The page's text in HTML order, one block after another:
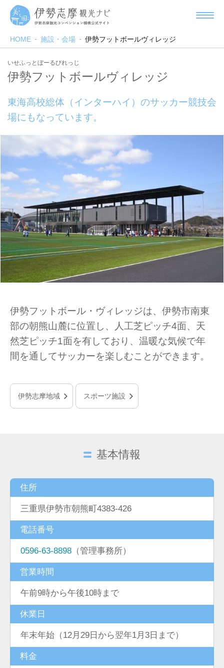
HOME 施設・会場 伊勢フットボールヴィレッジ
いせふっとぼーるびれっじ
伊勢フットボールヴィレッジ
東海高校総体（インターハイ）のサッカー競技会
場にもなっています。
伊勢フットボール・ヴィレッジは、伊勢市南東
部の朝熊山麓に位置し、人工芝ピッチ4面、天
然芝ピッチ1面を有しており、温暖な気候で年
間を通してサッカーを楽しむことができます。
伊勢志摩地域 スポーツ施設
基本情報
住所
三重県伊勢市朝熊町4383-426
電話番号
0596-63-8898 （管理事務所）
営業時間
午前9時から午後10時まで
休業日
年末年始（12月29日から翌年1月3日まで）
料金